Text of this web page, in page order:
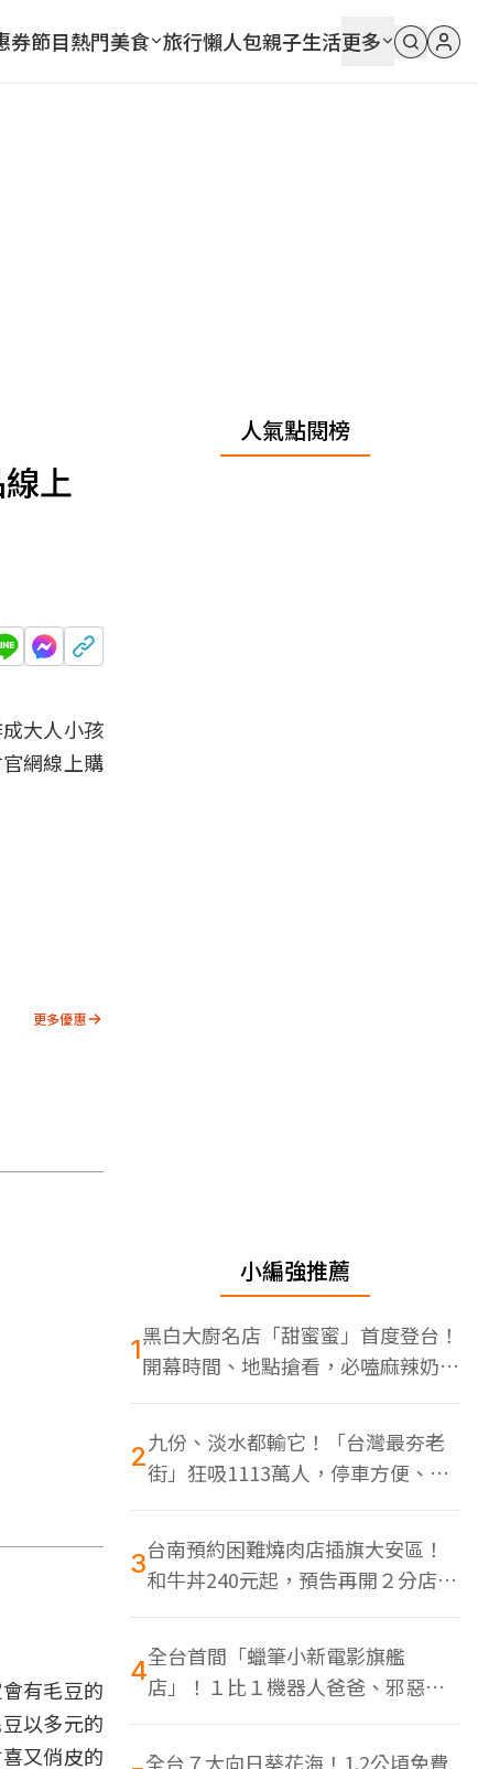
券節目熱門美食 旅行懶人包親子生活更多
上
大人小孩
網線上購
更多優惠
有毛豆的
以多元的
又俏皮的
人氣點閱榜
小編強推薦
1黑白大廚名店「甜蜜蜜」首度登台！
開幕時間、地點搶看，必嗑麻辣奶油
蝦
2九份、淡水都輸它！「台灣最夯老
街」狂吸1113萬人，停車方便、特
色美食多
3台南預約困難燒肉店插旗大安區！
和牛丼240元起，預告再開２分店、
地點曝光
4全台首間「蠟筆小新電影旗艦
店」！１比１機器人爸爸、邪惡正
男，百款周邊買翻
全台７大向日葵花海！1.2公頃免費